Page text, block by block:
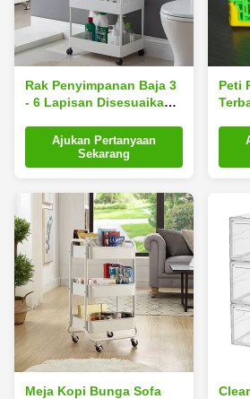
Rak Penyimpanan Baja 3
- 6 Lapisan Disesuaikan
Ajukan Pertanyaan
Sekarang
Peti
Meja Kopi Bunga Sofa